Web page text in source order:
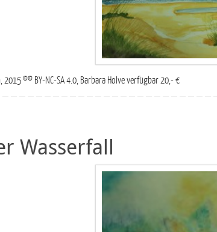
©© BY-NC-SA 4.0, Barbara Holve verfügbar 20,- €
Wasserfall